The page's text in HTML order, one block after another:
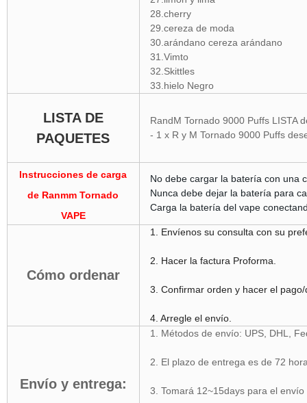
28.cherry
29.cereza de moda
30.arándano cereza arándano
31.Vimto
32.Skittles
33.hielo Negro
LISTA DE
PAQUETES
RandM Tornado 9000 Puffs LISTA
- 1 x R y M Tornado 9000 Puffs
Instrucciones de carga
de Ranmm Tornado
VAPE
No debe cargar la batería con una
Nunca debe dejar la batería para
Carga la batería del vape
Cómo ordenar
1. Envíenos su consulta con su
2. Hacer la factura Proforma.
3. Confirmar orden y hacer el
4. Arregle el envío.
Envío y entrega:
1. Métodos de envío: UPS, DHL,
2. El plazo de entrega es de 72
3. Tomará 12~15days para el